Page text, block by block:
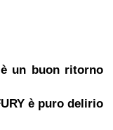
è un buon ritorno
è puro delirio